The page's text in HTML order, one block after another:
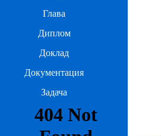
Глава
Диплом
Доклад
Документация
Задача